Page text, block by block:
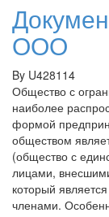
ООО
By U428114
Общество с
наиболее
формой
обществом
(общество с
лицами,
который
членами.